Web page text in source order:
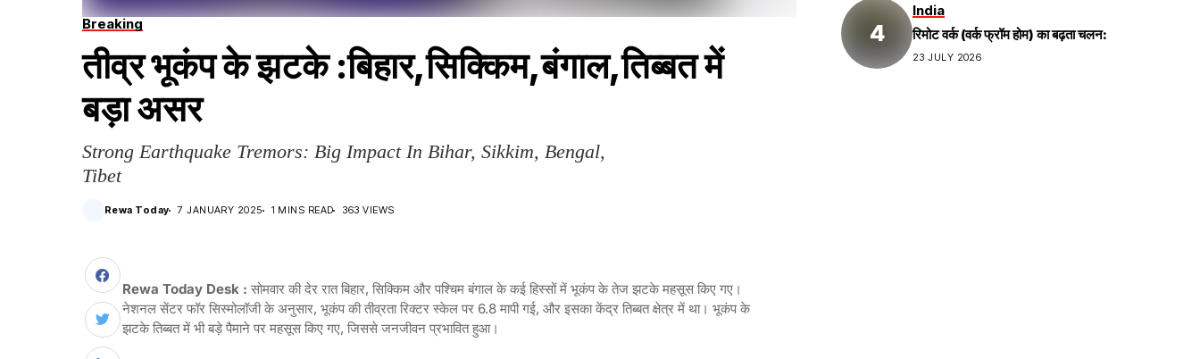
Breaking
तीव्र भूकंप के झटके :बिहार,सिक्किम,बंगाल,तिब्बत में
बड़ा असर
Strong Earthquake Tremors: Big Impact In Bihar, Sikkim, Bengal,
Tibet
Rewa Today 7 JANUARY 2025 1 MINS READ 363 VIEWS
Rewa Today Desk : सोमवार की देर रात बिहार, सिक्किम और पश्चिम बंगाल के कई हिस्सों में भूकंप के तेज झटके महसूस किए गए।
नेशनल सेंटर फॉर सिस्मोलॉजी के अनुसार, भूकंप की तीव्रता रिक्टर स्केल पर 6.8 मापी गई, और इसका केंद्र तिब्बत क्षेत्र में था। भूकंप के
झटके तिब्बत में भी बड़े पैमाने पर महसूस किए गए, जिससे जनजीवन प्रभावित हुआ।
India
रिमोट वर्क (वर्क फ्रॉम होम) का बढ़ता चलन:
23 JULY 2026